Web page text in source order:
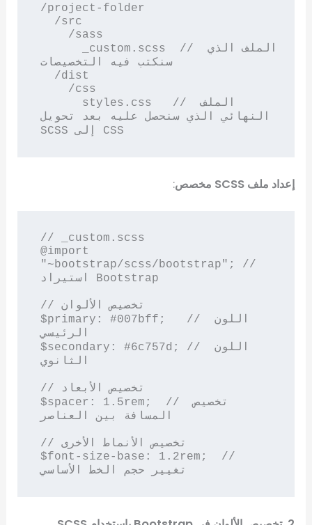
/project-folder
سنكتب فيه التخصيصات
النهائي الذي سنحصل عليه بعد تحويل
إعداد ملف SCSS مخصص :
// _custom.scss
@import
"~bootstrap/scss/bootstrap"; //
استيراد Bootstrap
// تخصيص الألوان
$primary: #007bff;   // اللون
الرئيسي
$secondary: #6c757d; // اللون
الثانوي
// تخصيص الأبعاد
$spacer: 1.5rem;  // تخصيص
المسافة بين العناصر
// تخصيص الأنماط الأخرى
$font-size-base: 1.2rem;  //